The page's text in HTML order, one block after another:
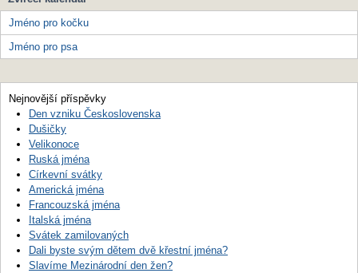
Jméno pro kočku
Jméno pro psa
Nejnovější příspěvky
Den vzniku Československa
Dušičky
Velikonoce
Ruská jména
Církevní svátky
Americká jména
Francouzská jména
Italská jména
Svátek zamilovaných
Dali byste svým dětem dvě křestní jména?
Slavíme Mezinárodní den žen?